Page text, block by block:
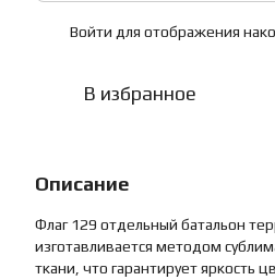
Войти для отображения
В избранное
Описание
Флаг 129 отдельный батальон
изготавливается методом
ткани, что гарантирует яркость